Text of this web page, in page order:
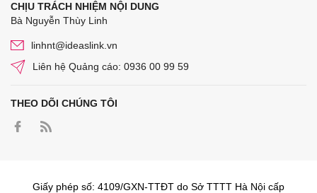
CHỊU TRÁCH NHIỆM NỘI DUNG
Bà Nguyễn Thùy Linh
linhnt@ideaslink.vn
Liên hệ Quảng cáo: 0936 00 99 59
THEO DÕI CHÚNG TÔI
Giấy phép số: 4109/GXN-TTĐT do Sở TTTT Hà Nội cấp